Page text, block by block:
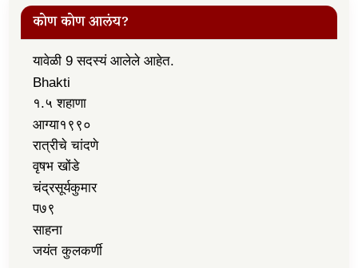
कोण कोण आलंय?
यावेळी 9 सदस्यं आलेले आहेत.
Bhakti
१.५ शहाणा
आग्या१९९०
रात्रीचे चांदणे
वृषभ खोंडे
चंद्रसूर्यकुमार
प७९
साहना
जयंत कुलकर्णी